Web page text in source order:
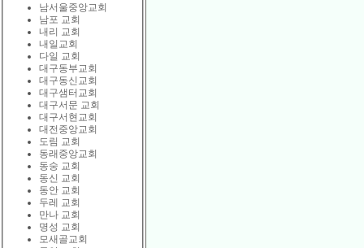
남서울중앙교회
남포 교회
내리 교회
내일교회
다일 교회
대구동부교회
대구동신교회
대구샘터교회
대구서문 교회
대구서현교회
대전중앙교회
도림 교회
동래중앙교회
동숭 교회
동신 교회
동안 교회
두레 교회
만나 교회
명성 교회
모새골교회